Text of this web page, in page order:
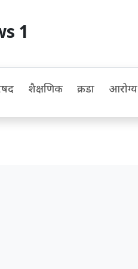
1
शैक्षणिक क्रीडा आरोग्य